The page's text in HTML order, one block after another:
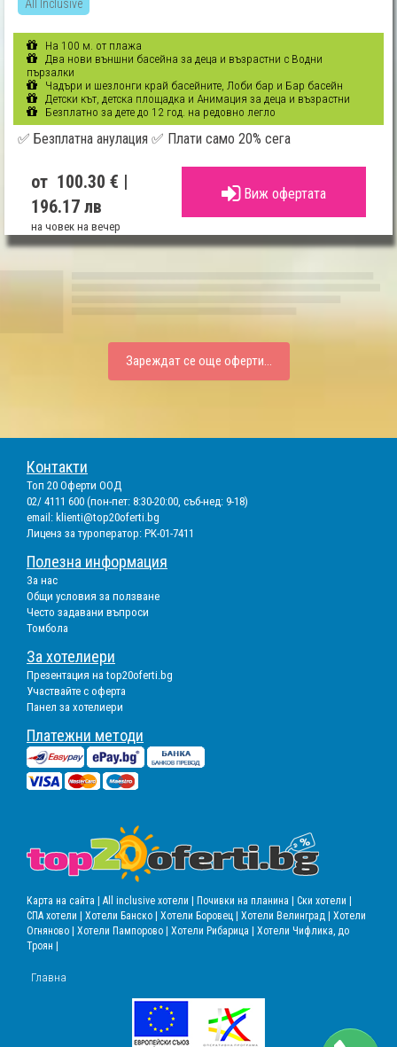
All Inclusive
На 100 м. от плажа
Два нови външни басейна за деца и възрастни с Водни
пързалки
Чадъри и шезлонги край басейните, Лоби бар и Бар басейн
Детски кът, детска площадка и Анимация за деца и възрастни
Безплатно за дете до 12 год. на редовно легло
✅ Безплатна анулация ✅ Плати само 20% сега
от 100.30 € |
196.17 лв
на човек на вечер
Виж офертата
Зареждат се още оферти...
Контакти
Топ 20 Оферти ООД
02/ 4111 600 (пон-пет: 8:30-20:00, съб-нед: 9-18)
email: klienti@top20oferti.bg
Лиценз за туроператор: РК-01-7411
Полезна информация
За нас
Общи условия за ползване
Често задавани въпроси
Томбола
За хотелиери
Презентация на top20oferti.bg
Участвайте с оферта
Панел за хотелиери
Платежни методи
Карта на сайта | All inclusive хотели | Почивки на планина | Ски хотели |
СПА хотели | Хотели Банско | Хотели Боровец | Хотели Велинград | Хотели
Огняново | Хотели Пампорово | Хотели Рибарица | Хотели Чифлика, до
Троян |
Главна